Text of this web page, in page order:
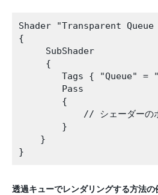
Shader "Transparent Queue
{
     SubShader
     {
Tags { "Queue" =
        Pass
        {
// シェーダーの
        }
    }
透過キューでレンダリングする方法の